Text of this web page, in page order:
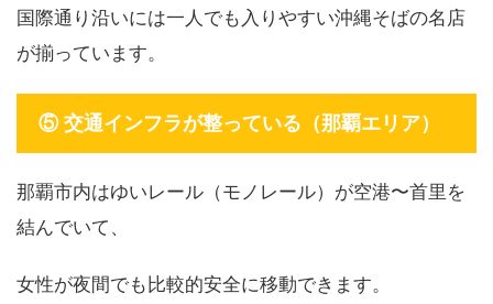
国際通り沿いには一人でも入りやすい沖縄そばの名店
が揃っています。
⑤ 交通インフラが整っている（那覇エリア）
那覇市内はゆいレール（モノレール）が空港〜首里を
結んでいて、
女性が夜間でも比較的安全に移動できます。